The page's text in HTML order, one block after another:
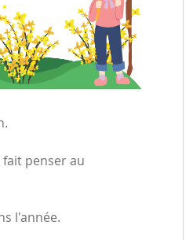
penser au
l'année.